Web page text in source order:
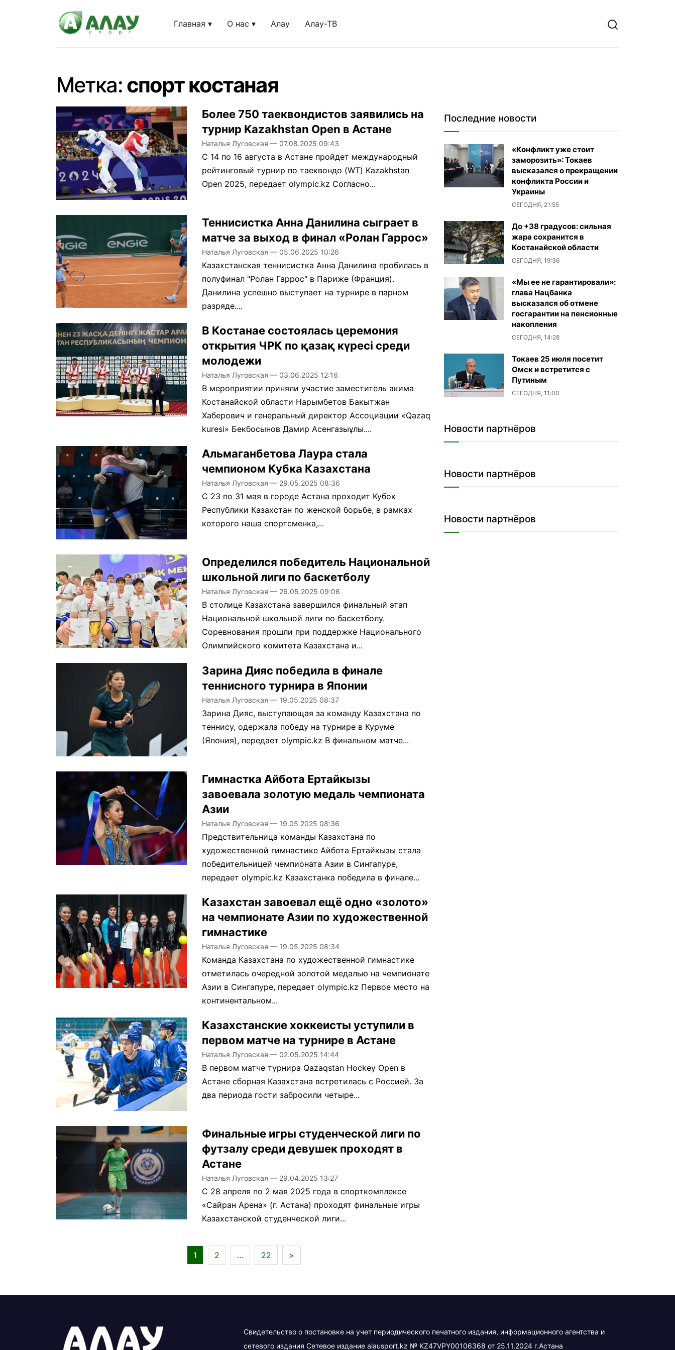
Главная О нас Алау Алау-ТВ
Метка: спорт костаная- страница 1
Более 750 таеквондистов заявились на
турнир Kazakhstan Open в Астане
Наталья Луговская — 07.08.2025 09:43
С 14 по 16 августа в Астане пройдет международный
рейтинговый турнир по таеквондо (WT) Kazakhstan
Open 2025, передает olympic.kz Согласно...
Теннисистка Анна Данилина сыграет в
матче за выход в финал «Ролан Гаррос»
Наталья Луговская — 05.06.2025 10:26
Казахстанская теннисистка Анна Данилина пробилась в
полуфинал "Ролан Гаррос" в Париже (Франция).
Данилина успешно выступает на турнире в парном
разряде....
В Костанае состоялась церемония
открытия ЧРК по қазақ күресі среди
молодежи
Наталья Луговская — 03.06.2025 12:16
В мероприятии приняли участие заместитель акима
Костанайской области Нарымбетов Бакытжан
Хаберович и генеральный директор Ассоциации «Qazaq
kuresi» Бекбосынов Дамир Асенгазыұлы....
Альмаганбетова Лаура стала
чемпионом Кубка Казахстана
Наталья Луговская — 29.05.2025 08:36
С 23 по 31 мая в городе Астана проходит Кубок
Республики Казахстан по женской борьбе, в рамках
которого наша спортсменка,...
Определился победитель Национальной
школьной лиги по баскетболу
Наталья Луговская — 26.05.2025 09:06
В столице Казахстана завершился финальный этап
Национальной школьной лиги по баскетболу.
Соревнования прошли при поддержке Национального
Олимпийского комитета Казахстана и...
Зарина Дияс победила в финале
теннисного турнира в Японии
Наталья Луговская — 19.05.2025 08:37
Зарина Дияс, выступающая за команду Казахстана по
теннису, одержала победу на турнире в Куруме
(Япония), передает olympic.kz В финальном матче...
Гимнастка Айбота Ертайкызы
завоевала золотую медаль чемпионата
Азии
Наталья Луговская — 19.05.2025 08:36
Предствительница команды Казахстана по
художественной гимнастике Айбота Ертайкызы стала
победительницей чемпионата Азии в Сингапуре,
передает olympic.kz Казахстанка победила в финале...
Казахстан завоевал ещё одно «золото»
на чемпионате Азии по художественной
гимнастике
Наталья Луговская — 19.05.2025 08:34
Команда Казахстана по художественной гимнастике
отметилась очередной золотой медалью на чемпионате
Азии в Сингапуре, передает olympic.kz Первое место на
континентальном...
Казахстанские хоккеисты уступили в
первом матче на турнире в Астане
Наталья Луговская — 02.05.2025 14:44
В первом матче турнира Qazaqstan Hockey Open в
Астане сборная Казахстана встретилась с Россией. За
два периода гости забросили четыре...
Финальные игры студенческой лиги по
футзалу среди девушек проходят в
Астане
Наталья Луговская — 29.04.2025 13:27
С 28 апреля по 2 мая 2025 года в спорткомплексе
«Сайран Арена» (г. Астана) проходят финальные игры
Казахстанской студенческой лиги...
1 2 … 22 >
Последние новости
«Конфликт уже стоит
заморозить»: Токаев
высказался о прекращении
конфликта России и
Украины
СЕГОДНЯ, 21:55
До +38 градусов: сильная
жара сохранится в
Костанайской области
СЕГОДНЯ, 19:36
«Мы ее не гарантировали»:
глава Нацбанка
высказался об отмене
госгарантии на пенсионные
накопления
СЕГОДНЯ, 14:28
Токаев 25 июля посетит
Омск и встретится с
Путиным
СЕГОДНЯ, 11:00
Новости партнёров
Новости партнёров
Новости партнёров
Свидетельство о постановке на учет периодического печатного издания, информационного агентства и
сетевого издания Сетевое издание alausport.kz № KZ47VPY00106368 от 25.11.2024 г.Астана